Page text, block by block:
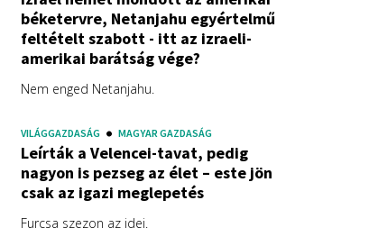
béketervre, Netanjahu egyértelmű
feltételt szabott - itt az izraeli-
amerikai barátság vége?
Nem enged Netanjahu.
VILÁGGAZDASÁG MAGYAR GAZDASÁG
Leírták a Velencei-tavat, pedig
nagyon is pezseg az élet – este jön
csak az igazi meglepetés
Furcsa szezon az idei.